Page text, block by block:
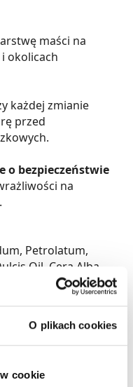
O plikach cookies
cookie
maści na
okolicach
każdej zmianie
przed
o bezpieczeństwie
na
Petrolatum,
Oil, Cera Alba,
Glyceryl